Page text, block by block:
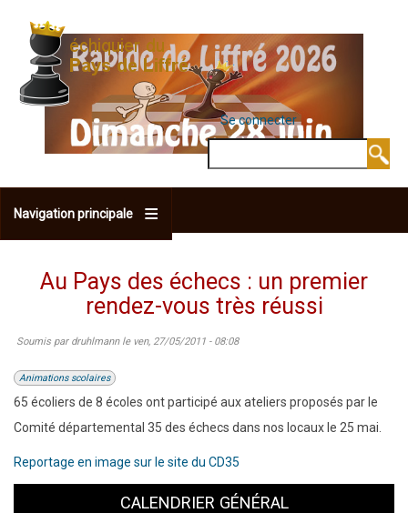
contenu
principal
MENU DU
Se connecter
Navigation principale
Au Pays des échecs : un premier
rendez-vous très réussi
Soumis par druhlmannle ven, 27/05/2011 - 08:08
Animations scolaires
65 écoliers de 8 écoles ont participé aux ateliers proposés par le
Comité départemental 35 des échecs dans nos locaux le 25 mai.
Reportage en image sur le site du CD35
CALENDRIER GÉNÉRAL